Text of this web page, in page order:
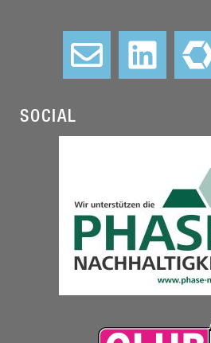
SOCIAL